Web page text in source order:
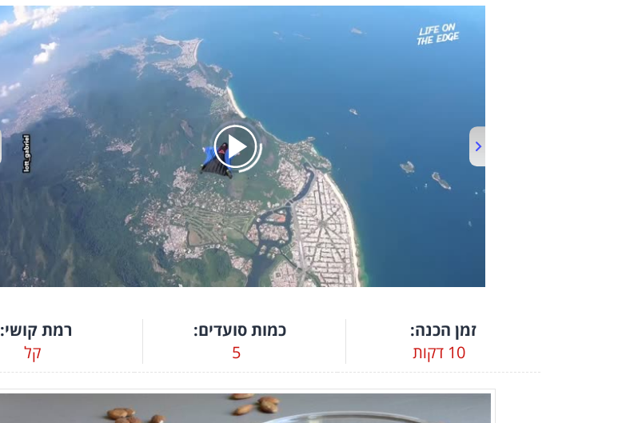
00:00 04:22
זמן הכנה:
10 דקות
כמות סועדים:
5
רמת קושי:
קל